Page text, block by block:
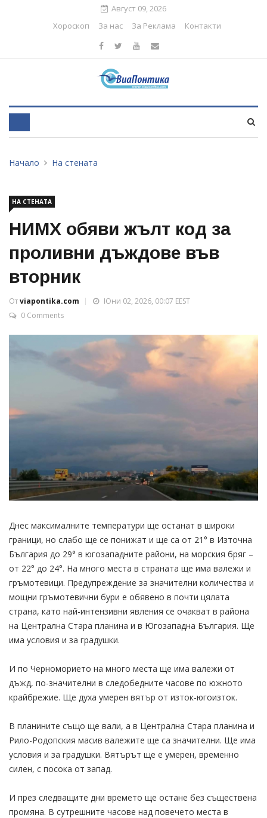
Август 09, 2026
Хороскоп
За нас За Реклама Контакти
Начало На стената
НА СТЕНАТА
НИМХ обяви жълт код за
проливни дъждове във
вторник
Отviapontika.com
Юни 02, 2026, 00:07 EEST
0 Comments
Днес максималните температури ще останат в широки
граници, но слабо ще се понижат и ще са от 21° в Източна
България до 29° в югозападните райони, на морския бряг –
от 22° до 24°. На много места в страната ще има валежи и
гръмотевици. Предупреждение за значителни количества и
мощни гръмотевични бури е обявено в почти цялата
страна, като най-интензивни явления се очакват в района
на Централна Стара планина и в Югозападна България. Ще
има условия и за градушки.
И по Черноморието на много места ще има валежи от
дъжд, по-значителни в следобедните часове по южното
крайбрежие. Ще духа умерен вятър от изток-югоизток.
В планините също ще вали, а в Централна Стара планина и
Рило-Родопския масив валежите ще са значителни. Ще има
условия и за градушки. Вятърът ще е умерен, временно
силен, с посока от запад.
И през следващите дни времето ще остане без съществена
промяна. В сутрешните часове над повечето места в